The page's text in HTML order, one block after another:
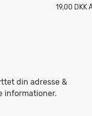
19,00 DKK
din adresse &
informationer.